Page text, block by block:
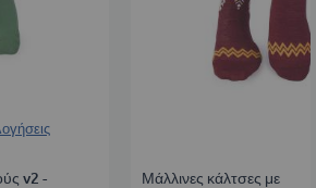
v2 -
Μάλλινες κάλτσες με